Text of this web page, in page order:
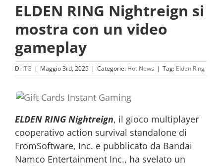
ELDEN RING Nightreign si
mostra con un video
gameplay
Di ITG | Maggio 3rd, 2025 | Categorie: Hot News | Tag: Elden Ring
ELDEN RING Nightreign, il gioco multiplayer
cooperativo action survival standalone di
FromSoftware, Inc. e pubblicato da Bandai
Namco Entertainment Inc., ha svelato un